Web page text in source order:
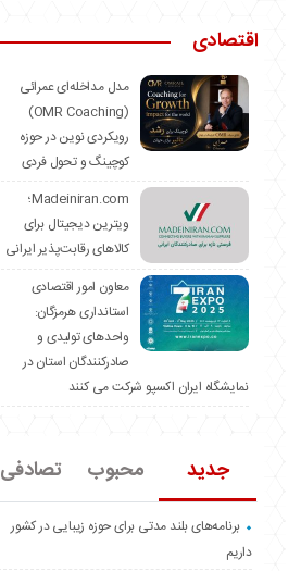
اقتصادی
مدل مداخله‌ای عمرائی
(OMR Coaching)
رویکردی نوین در حوزه
کوچینگ و تحول فردی
Madeiniran.com؛
ویترین دیجیتال برای
کالاهای رقابت‌پذیر ایرانی
معاون امور اقتصادی
استانداری هرمزگان:
واحدهای تولیدی و
صادرکنندگان استان در
نمایشگاه ایران اکسپو شرکت می کنند
جدید محبوب تصادفی
برنامه‌های بلند مدتی برای حوزه زیبایی در کشور
داریم